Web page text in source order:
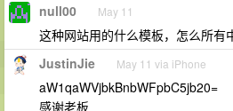
null00 May 11
这种网站用的什么模板，怎么所有
JustinJie May 11 via iPhone
aW1qaWVjbkBnbWFpbC5jb20=
感谢老板